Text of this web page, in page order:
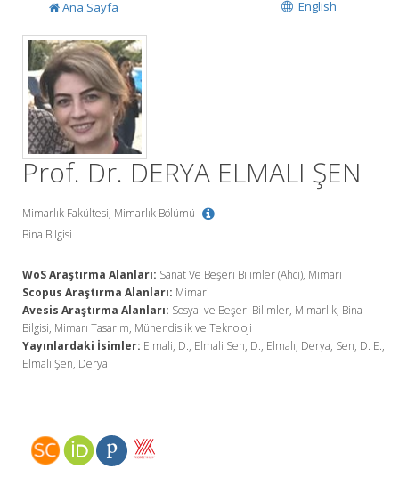
English
Ana Sayfa
Prof. Dr. DERYA ELMALI ŞEN
Mimarlık Fakültesi, Mimarlık Bölümü
Bina Bilgisi
WoS Araştırma Alanları: Sanat Ve Beşeri Bilimler (Ahci), Mimari
Scopus Araştırma Alanları: Mimari
Avesis Araştırma Alanları: Sosyal ve Beşeri Bilimler, Mimarlık, Bina
Bilgisi, Mimarı Tasarım, Mühendislik ve Teknoloji
Yayınlardaki İsimler: Elmali, D., Elmali Sen, D., Elmalı, Derya, Sen, D. E.,
Elmalı Şen, Derya